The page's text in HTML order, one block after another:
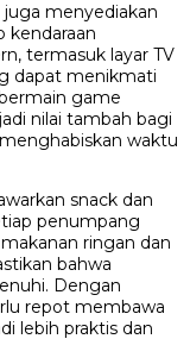
menyediakan
kendaraan
termasuk layar TV
dapat menikmati
game
nilai tambah bagi
waktu
snack dan
penumpang
ringan dan
bahwa
Dengan
repot membawa
lebih praktis dan